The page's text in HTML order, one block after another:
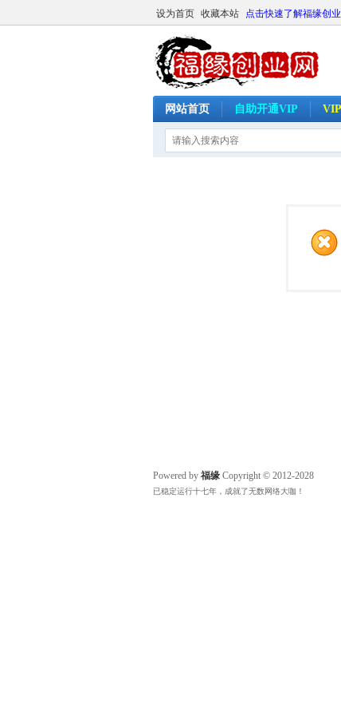
设为首页 收藏本站 点击快速了解福缘创
网站首页 自助开通VIP
Powered by 福缘 Copyright © 2012-2028
已稳定运行十七年，成就了无数网络大咖！